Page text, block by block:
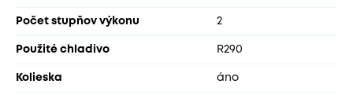
Počet stupňov výkonu 2
Použité chladivo R290
Kolieska áno